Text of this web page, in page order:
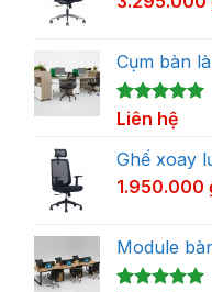
Cụm bàn
5.00trên 5
dựa trên
1
đánh giá
Liên hệ
Ghế xoay
1.950.000
Module